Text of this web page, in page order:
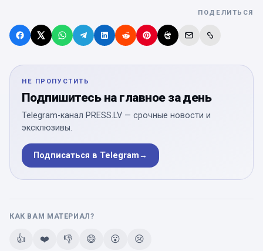
ПОДЕЛИТЬСЯ
НЕ ПРОПУСТИТЬ
Подпишитесь на главное за день
Telegram-канал PRESS.LV — срочные новости и
эксклюзивы.
Подписаться в Telegram→
КАК ВАМ МАТЕРИАЛ?
👍 ❤️ 👎 😄 😮 😢